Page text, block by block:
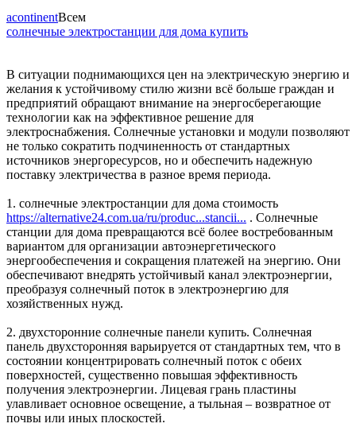
acontinentВсем
солнечные электростанции для дома купить
В ситуации поднимающихся цен на электрическую энергию и
желания к устойчивому стилю жизни всё больше граждан и
предприятий обращают внимание на энергосберегающие
технологии как на эффективное решение для
электроснабжения. Солнечные установки и модули позволяют
не только сократить подчиненность от стандартных
источников энергоресурсов, но и обеспечить надежную
поставку электричества в разное время периода.
1. солнечные электростанции для дома стоимость
https://alternative24.com.ua/ru/produc...stancii... . Солнечные
станции для дома превращаются всё более востребованным
вариантом для организации автоэнергетического
энергообеспечения и сокращения платежей на энергию. Они
обеспечивают внедрять устойчивый канал электроэнергии,
преобразуя солнечный поток в электроэнергию для
хозяйственных нужд.
2. двухсторонние солнечные панели купить. Солнечная
панель двухсторонняя варьируется от стандартных тем, что в
состоянии концентрировать солнечный поток с обеих
поверхностей, существенно повышая эффективность
получения электроэнергии. Лицевая грань пластины
улавливает основное освещение, а тыльная – возвратное от
почвы или иных плоскостей.